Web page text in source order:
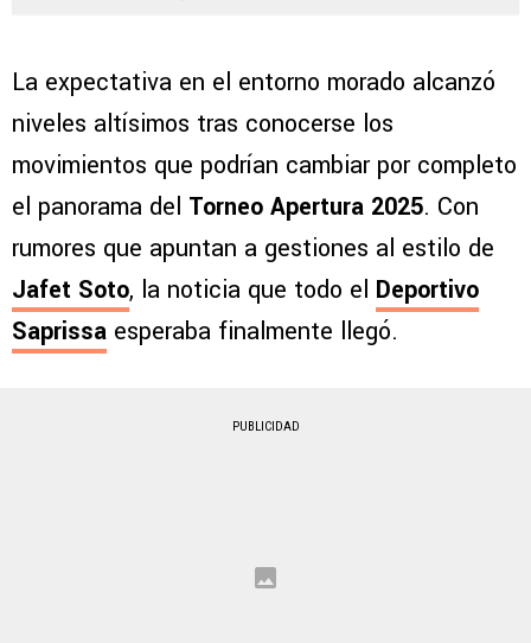
La expectativa en el entorno morado alcanzó
niveles altísimos tras conocerse los
movimientos que podrían cambiar por completo
el panorama del Torneo Apertura 2025. Con
rumores que apuntan a gestiones al estilo de
Jafet Soto, la noticia que todo el Deportivo
Saprissa esperaba finalmente llegó.
PUBLICIDAD